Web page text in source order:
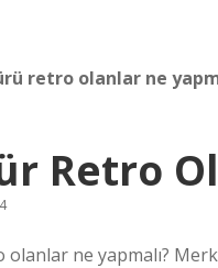
retro olanlar ne
Retro
ne yapmalı?